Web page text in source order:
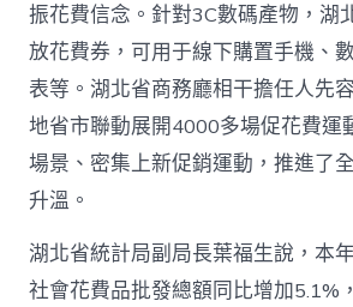
振花費信念。針對3C數碼產物，湖
放花費券，可用于線下購置手機、
表等。湖北省商務廳相干擔任人先
地省市聯動展開4000多場促花費運
場景、密集上新促銷運動，推進了
升溫。
湖北省統計局副局長葉福生說，本
社會花費品批發總額同比增加5.1%